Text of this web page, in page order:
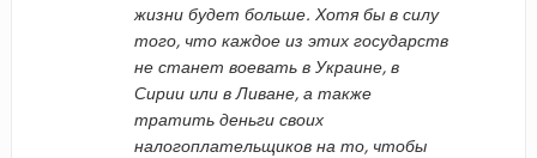
жизни будет больше. Хотя бы в силу
того, что каждое из этих государств
не станет воевать в Украине, в
Сирии или в Ливане, а также
тратить деньги своих
налогоплательщиков на то, чтобы